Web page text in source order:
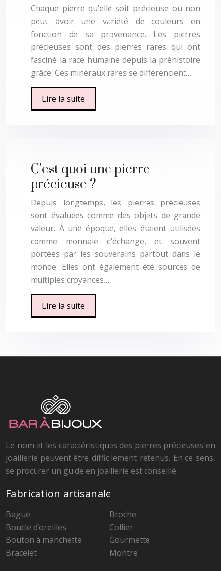
Chaque pierre qu’elle soit précieuse ou non
peut avoir une variété de couleurs en
fonction de sa provenance. Les pierres
précieuses sont des pierres rares qui ont
fasciné la race humaine depuis la préhistoire
grâce. Ces minéraux rares se différencient…
Lire la suite
C’est quoi une pierre
précieuse ?
Depuis longtemps, les pierres précieuses
sont évaluées comme des objets de grande
valeur. À une époque, elles étaient utilisées
comme monnaie d’échange, et souvent
portées par les souverains partout dans le
monde. Elles ont également été sources de
multiples croyances…
Lire la suite
Le nom et les caractéristiques des pierres précieuses en
joaillerie peuvent être difficilement retenus. En ce sens,
se procurer un guide en joaillerie est conseillé.
Fabrication artisanale
Bague
Boucle d’oreilles
Bouton à manchette
Bracelet
Broche
Collier
Gourmette
Montre